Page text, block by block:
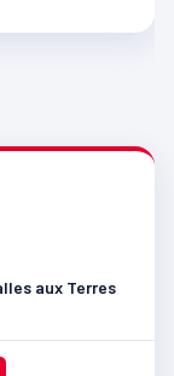
aux Terres